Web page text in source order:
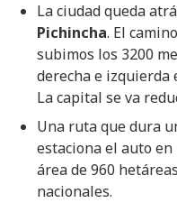
La ciudad queda
Pichincha. El
subimos los 3200
derecha e izquierda
La capital se va
Una ruta que dura
estaciona el auto
área de 960
nacionales.